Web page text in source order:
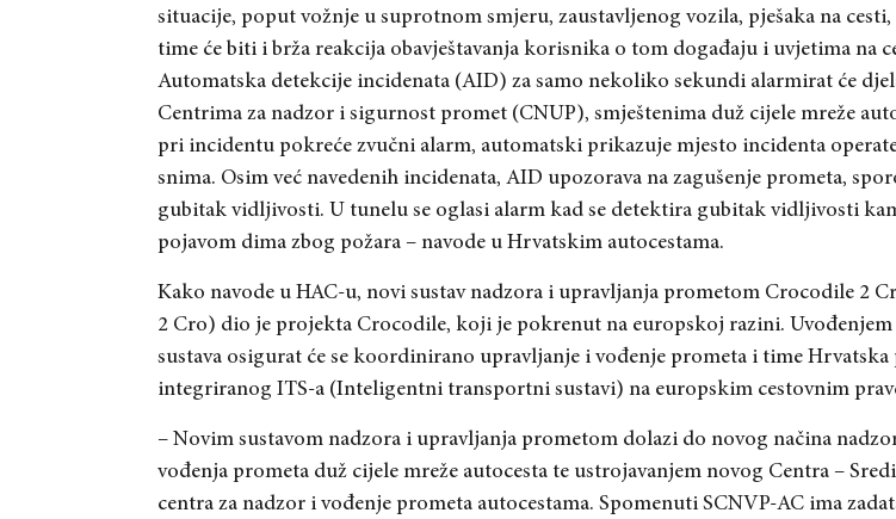
situacije, poput vožnje u suprotnom smjeru, zaustavljenog vozila, pješaka na cesti,
time će biti i brža reakcija obavještavanja korisnika o tom događaju i uvjetima na
Automatska detekcije incidenata (AID) za samo nekoliko sekundi alarmirat će
Centrima za nadzor i sigurnost promet (CNUP), smještenima duž cijele mreže
pri incidentu pokreće zvučni alarm, automatski prikazuje mjesto incidenta
snima. Osim već navedenih incidenata, AID upozorava na zagušenje prometa,
gubitak vidljivosti. U tunelu se oglasi alarm kad se detektira gubitak vidljivosti
pojavom dima zbog požara – navode u Hrvatskim autocestama.
Kako navode u HAC-u, novi sustav nadzora i upravljanja prometom Crocodile 2
2 Cro) dio je projekta Crocodile, koji je pokrenut na europskoj razini. Uvođenjem
sustava osigurat će se koordinirano upravljanje i vođenje prometa i time Hrvatska
integriranog ITS-a (Inteligentni transportni sustavi) na europskim cestovnim
– Novim sustavom nadzora i upravljanja prometom dolazi do novog načina
vođenja prometa duž cijele mreže autocesta te ustrojavanjem novog Centra –
centra za nadzor i vođenje prometa autocestama. Spomenuti SCNVP-AC ima